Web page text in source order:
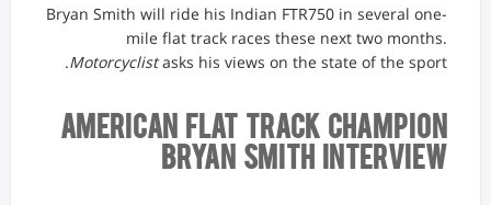
Bryan Smith will ride his Indian FTR750 in several one-
mile flat track races these next two months.
Motorcyclistasks his views on the state of the sport.
American Flat Track Champion
Bryan Smith Interview